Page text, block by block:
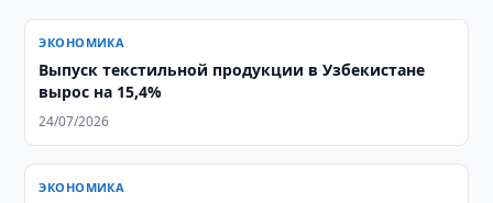
ЭКОНОМИКА
Выпуск текстильной продукции в Узбекистане
вырос на 15,4%
24/07/2026
ЭКОНОМИКА